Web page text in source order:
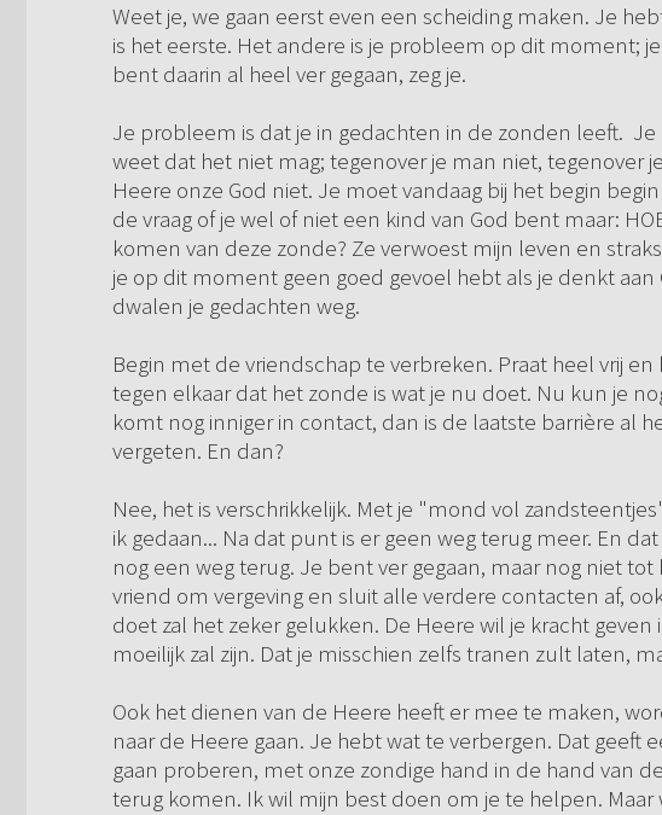
Weet je, we gaan eerst even een scheiding maken. Je
is het eerste. Het andere is je probleem op dit moment;
bent daarin al heel ver gegaan, zeg je.
Je probleem is dat je in gedachten in de zonden leeft. Je
weet dat het niet mag; tegenover je man niet, tegenover
Heere onze God niet. Je moet vandaag bij het begin
de vraag of je wel of niet een kind van God bent maar:
komen van deze zonde? Ze verwoest mijn leven en
je op dit moment geen goed gevoel hebt als je denkt
dwalen je gedachten weg.
Begin met de vriendschap te verbreken. Praat heel vrij
tegen elkaar dat het zonde is wat je nu doet. Nu kun je
komt nog inniger in contact, dan is de laatste barrière al
vergeten. En dan?
Nee, het is verschrikkelijk. Met je "mond vol
ik gedaan... Na dat punt is er geen weg terug meer. En
nog een weg terug. Je bent ver gegaan, maar nog niet
vriend om vergeving en sluit alle verdere contacten af,
doet zal het zeker gelukken. De Heere wil je kracht
moeilijk zal zijn. Dat je misschien zelfs tranen zult laten,
Ook het dienen van de Heere heeft er mee te maken,
naar de Heere gaan. Je hebt wat te verbergen. Dat geeft
gaan proberen, met onze zondige hand in de hand van
terug komen. Ik wil mijn best doen om je te helpen.